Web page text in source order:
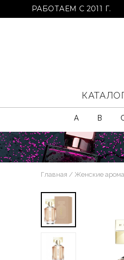
РАБОТАЕМ С 2011 Г.
A B
Главная Женские